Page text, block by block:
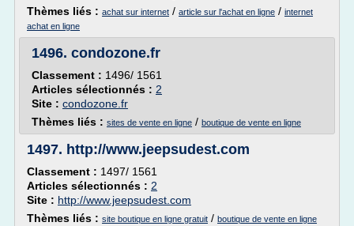
Thèmes liés : achat sur internet / article sur l'achat en ligne / internet
achat en ligne
1496. condozone.fr
Classement : 1496/ 1561
Articles sélectionnés : 2
Site : condozone.fr
Thèmes liés : sites de vente en ligne / boutique de vente en ligne
1497. http://www.jeepsudest.com
Classement : 1497/ 1561
Articles sélectionnés : 2
Site : http://www.jeepsudest.com
Thèmes liés : site boutique en ligne gratuit / boutique de vente en ligne